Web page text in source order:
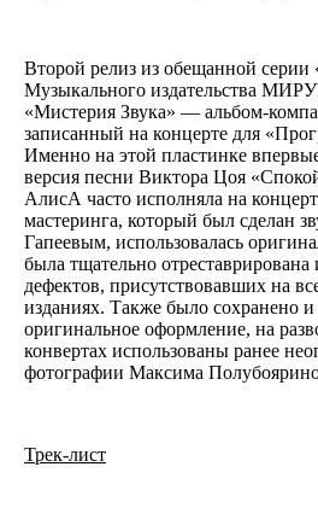
Второй релиз из обещанной серии
Музыкального издательства
«Мистерия Звука» — альбом-
записанный на концерте для
Именно на этой пластинке
версия песни Виктора Цоя
АлисА часто исполняла на
мастеринга, который был сделан
Гапеевым, использовалась
была тщательно отреставрирована
дефектов, присутствовавших на
изданиях. Также было сохранено и
оригинальное оформление, на
конвертах использованы ранее
фотографии Максима
Трек-лист